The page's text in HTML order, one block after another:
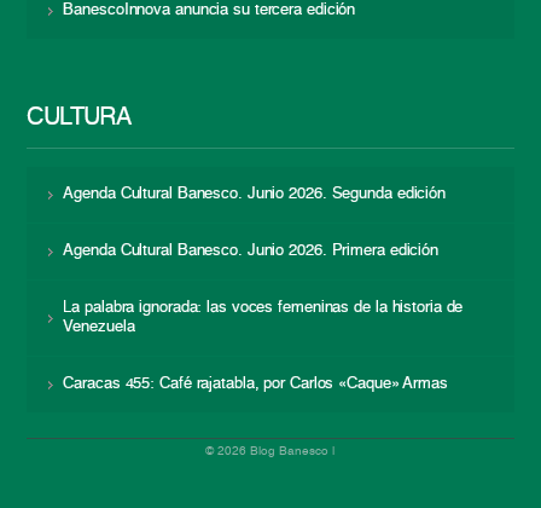
BanescoInnova anuncia su tercera edición
CULTURA
Agenda Cultural Banesco. Junio 2026. Segunda edición
Agenda Cultural Banesco. Junio 2026. Primera edición
La palabra ignorada: las voces femeninas de la historia de
Venezuela
Caracas 455: Café rajatabla, por Carlos «Caque» Armas
© 2026 Blog Banesco |